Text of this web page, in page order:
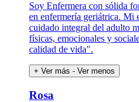
Soy Enfermera con sólida
en enfermería geriátrica. Mi
cuidado integral del adulto
físicas, emocionales y
calidad de vida".
+ Ver más - Ver menos
Rosa